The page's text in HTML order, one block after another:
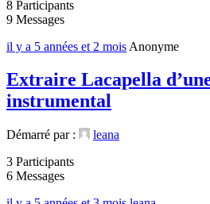
8 Participants
9 Messages
il y a 5 années et 2 mois Anonyme
Extraire Lacapella
instrumental
Démarré par :
leana
3 Participants
6 Messages